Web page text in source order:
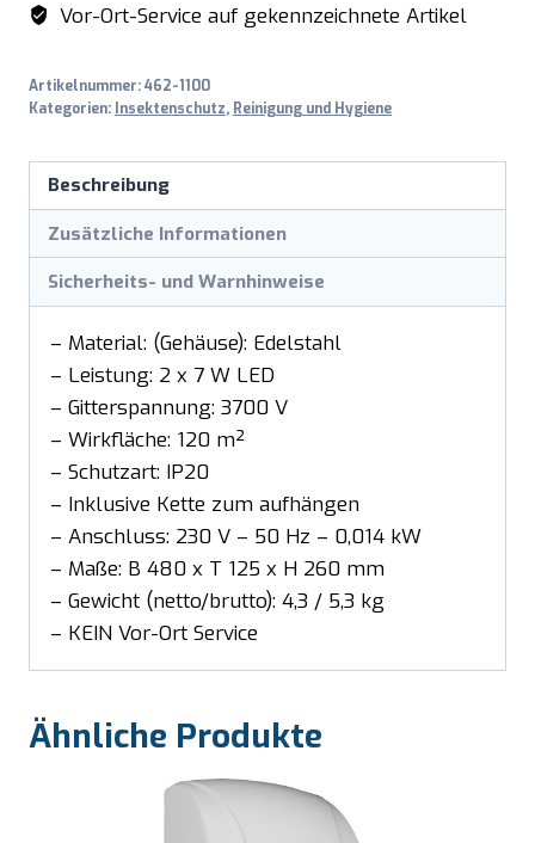
Vor-Ort-Service auf gekennzeichnete Artikel
Artikelnummer:462-1100
Kategorien: Insektenschutz, Reinigung und Hygiene
Beschreibung
Zusätzliche Informationen
Sicherheits- und Warnhinweise
– Material: (Gehäuse): Edelstahl
– Leistung: 2 x 7 W LED
– Gitterspannung: 3700 V
– Wirkfläche: 120 m²
– Schutzart: IP20
– Inklusive Kette zum aufhängen
– Anschluss: 230 V – 50 Hz – 0,014 kW
– Maße: B 480 x T 125 x H 260 mm
– Gewicht (netto/brutto): 4,3 / 5,3 kg
– KEIN Vor-Ort Service
Ähnliche Produkte